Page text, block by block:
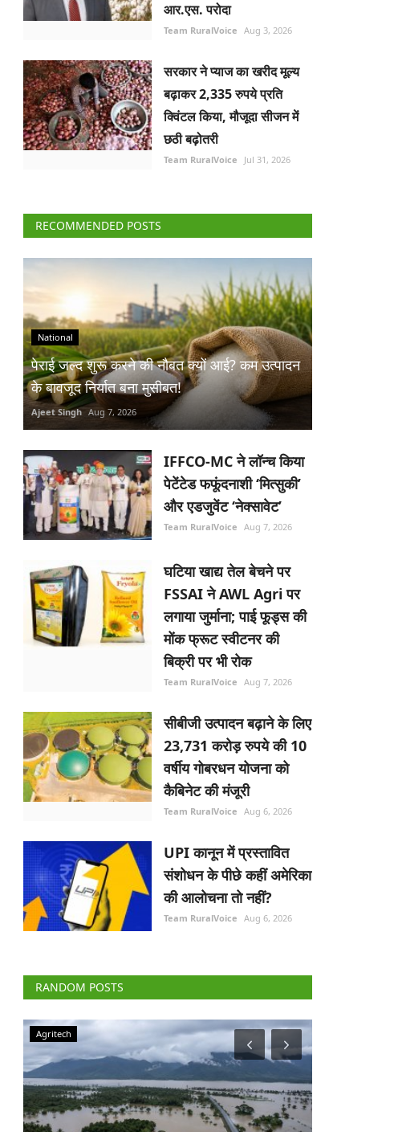
आर.एस. परोदा
Team RuralVoice Aug 3, 2026
सरकार ने प्याज का खरीद मूल्य
बढ़ाकर 2,335 रुपये प्रति
क्विंटल किया, मौजूदा सीजन में
छठी बढ़ोतरी
Team RuralVoice Jul 31, 2026
RECOMMENDED POSTS
National
पेराई जल्द शुरू करने की नौबत क्यों आई? कम उत्पादन
के बावजूद निर्यात बना मुसीबत!
Ajeet Singh Aug 7, 2026
IFFCO-MC ने लॉन्च किया
पेटेंटेड फफूंदनाशी ‘मित्सुकी’
और एडजुवेंट ‘नेक्सावेट’
Team RuralVoice Aug 7, 2026
घटिया खाद्य तेल बेचने पर
FSSAI ने AWL Agri पर
लगाया जुर्माना; पाई फूड्स की
मोंक फ्रूट स्वीटनर की
बिक्री पर भी रोक
Team RuralVoice Aug 7, 2026
सीबीजी उत्पादन बढ़ाने के लिए
23,731 करोड़ रुपये की 10
वर्षीय गोबरधन योजना को
कैबिनेट की मंजूरी
Team RuralVoice Aug 6, 2026
UPI कानून में प्रस्तावित
संशोधन के पीछे कहीं अमेरिका
की आलोचना तो नहीं?
Team RuralVoice Aug 6, 2026
RANDOM POSTS
Agriculture Conclave and NACOF Awards 2022